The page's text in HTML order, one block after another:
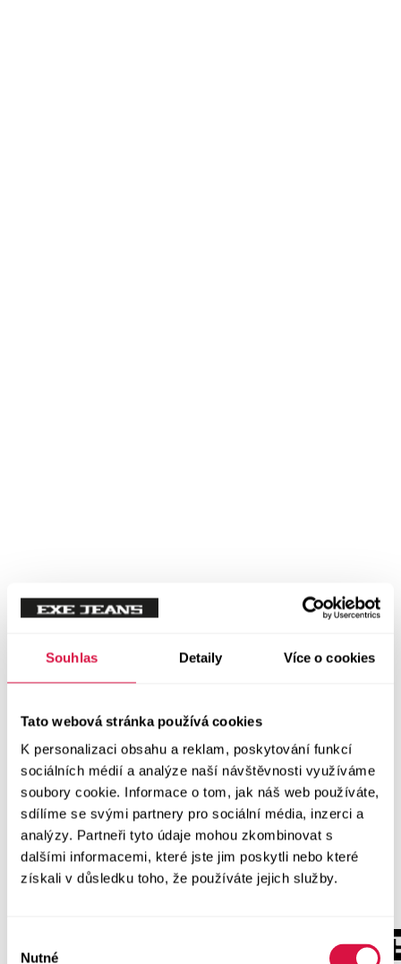
Souhlas Detaily Více o cookies
Tato webová stránka používá cookies
K personalizaci obsahu a reklam, poskytování funkcí
sociálních médií a analýze naší návštěvnosti využíváme
soubory cookie. Informace o tom, jak náš web používáte,
sdílíme se svými partnery pro sociální média, inzerci a
analýzy. Partneři tyto údaje mohou zkombinovat s
dalšími informacemi, které jste jim poskytli nebo které
získali v důsledku toho, že používáte jejich služby.
Nutné